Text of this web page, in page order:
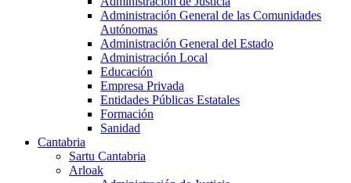
Administración General de las Comunidades
Autónomas
Administración General del Estado
Administración Local
Educación
Empresa Privada
Entidades Públicas Estatales
Formación
Sanidad
Cantabria
Sartu Cantabria
Arloak